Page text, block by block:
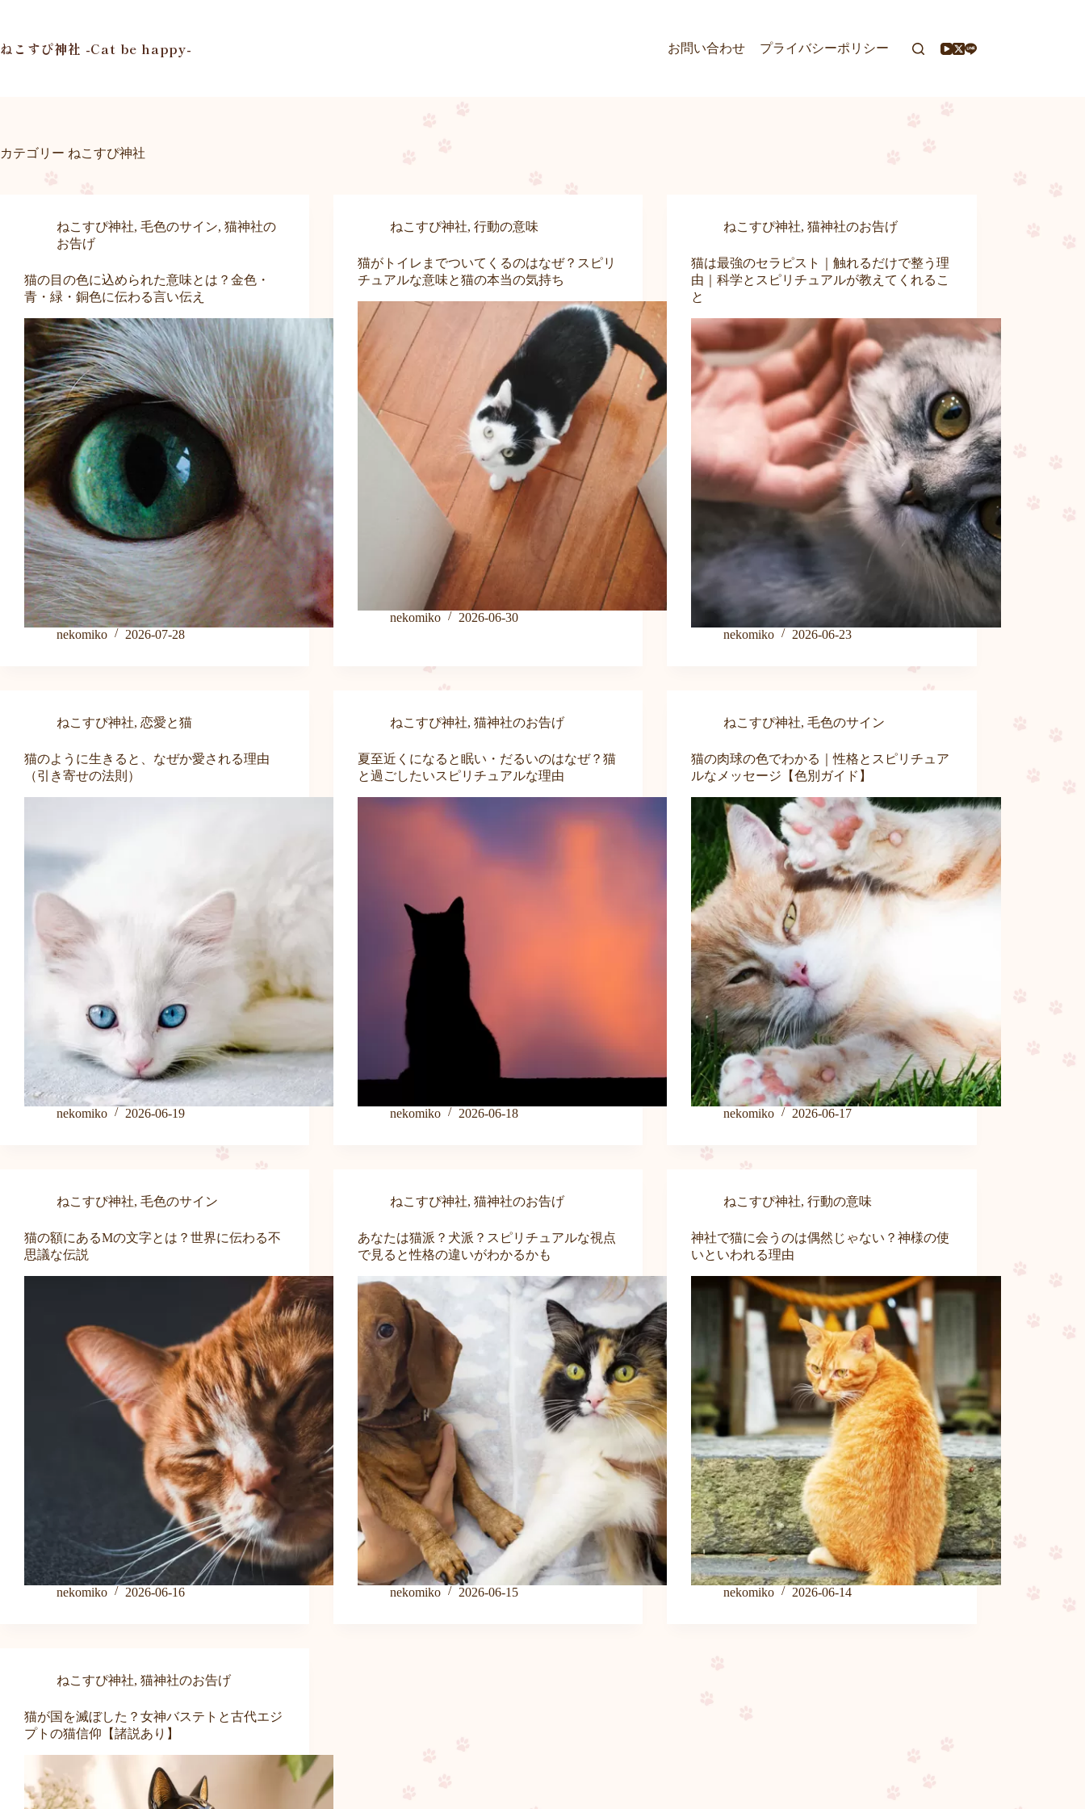
テ
ン
プ
ねこすぴ神社 -Cat be happy- お問い合わせ プライバシーポリシー
カテゴリー ねこすぴ神社
ねこすぴ神社, 毛色のサイン, 猫神社の
お告げ
猫の目の色に込められた意味とは？金色・
青・緑・銅色に伝わる言い伝え
nekomiko 2026-07-28
ねこすぴ神社,行動の意味
猫がトイレまでついてくるのはなぜ？スピリ
チュアルな意味と猫の本当の気持ち
nekomiko 2026-06-30
ねこすぴ神社,猫神社のお告げ
猫は最強のセラピスト｜触れるだけで整う理
由｜科学とスピリチュアルが教えてくれるこ
と
nekomiko 2026-06-23
ねこすぴ神社, 恋愛と猫
猫のように生きると、なぜか愛される理由
（引き寄せの法則）
nekomiko 2026-06-19
ねこすぴ神社,猫神社のお告げ
夏至近くになると眠い・だるいのはなぜ？猫
と過ごしたいスピリチュアルな理由
nekomiko 2026-06-18
ねこすぴ神社,毛色のサイン
猫の肉球の色でわかる｜性格とスピリチュア
ルなメッセージ【色別ガイド】
nekomiko 2026-06-17
ねこすぴ神社, 毛色のサイン
猫の額にあるMの文字とは？世界に伝わる不
思議な伝説
nekomiko 2026-06-16
ねこすぴ神社,猫神社のお告げ
あなたは猫派？犬派？スピリチュアルな視点
で見ると性格の違いがわかるかも
nekomiko 2026-06-15
ねこすぴ神社,行動の意味
神社で猫に会うのは偶然じゃない？神様の使
いといわれる理由
nekomiko 2026-06-14
ねこすぴ神社, 猫神社のお告げ
猫が国を滅ぼした？女神バステトと古代エジ
プトの猫信仰【諸説あり】